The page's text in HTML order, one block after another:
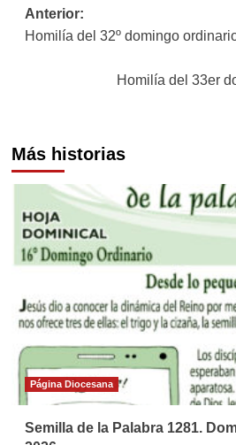
Navegación
de
entradas
Anterior:
Homilía del 32º domingo
Homilía del 33er
Más historias
Página Diocesana
Semilla de la Palabra 1281.